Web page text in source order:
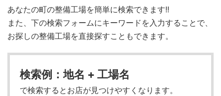
あなたの町の整備工場を簡単に検索できます!!
また、下の検索フォームにキーワードを入力することで、
お探しの整備工場を直接探すこともできます。
検索例：地名 + 工場名
で検索するとお店が見つけやすくなります。